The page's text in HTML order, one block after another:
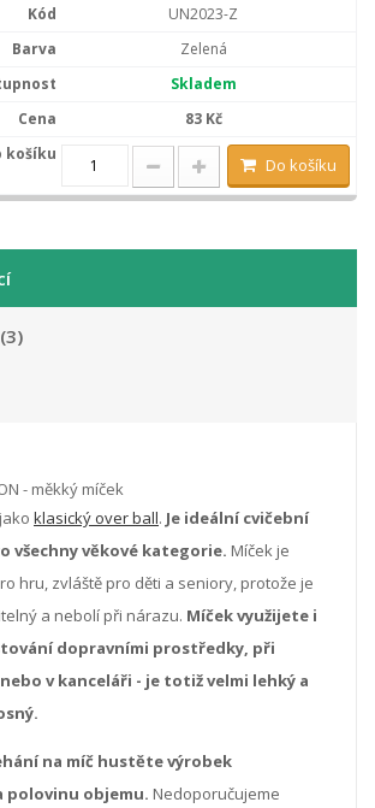
UN2023-Z
Zelená
Skladem
83 Kč
Do košíku
- měkký míček
klasický over ball. Je ideální cvičební
všechny věkové kategorie. Míček je
hru, zvláště pro děti a seniory, protože je
a nebolí při nárazu. Míček využijete i
dopravními prostředky, při
v kanceláři - je totiž velmi lehký a
na míč hustěte výrobek
polovinu objemu. Nedoporučujeme